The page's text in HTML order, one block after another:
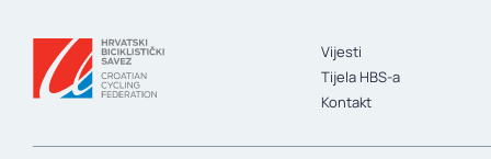
Vijesti
Tijela HBS-a
Kontakt